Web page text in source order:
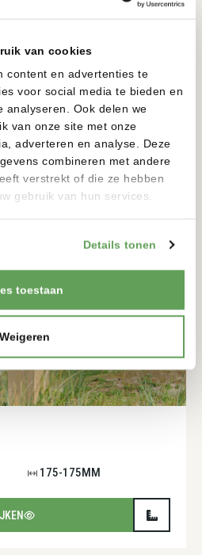
van cookies
content en advertenties te
voor social media te bieden en
analyseren. Ook delen we
van onze site met onze
adverteren en analyse. Deze
combineren met andere
verstrekt of die ze hebben
gebruik van hun services.
Details tonen
toestaan
Weigeren
1950-1950MM
175-175MM